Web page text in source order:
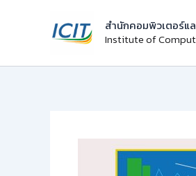
สำนักคอมพิวเตอร์แ
Institute of